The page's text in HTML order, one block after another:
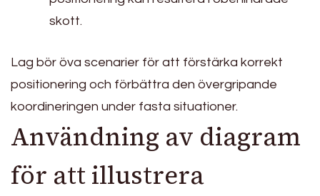
skott.
Lag bör öva scenarier för att förstärka korrekt
positionering och förbättra den övergripande
koordineringen under fasta situationer.
Användning av diagram
för att illustrera